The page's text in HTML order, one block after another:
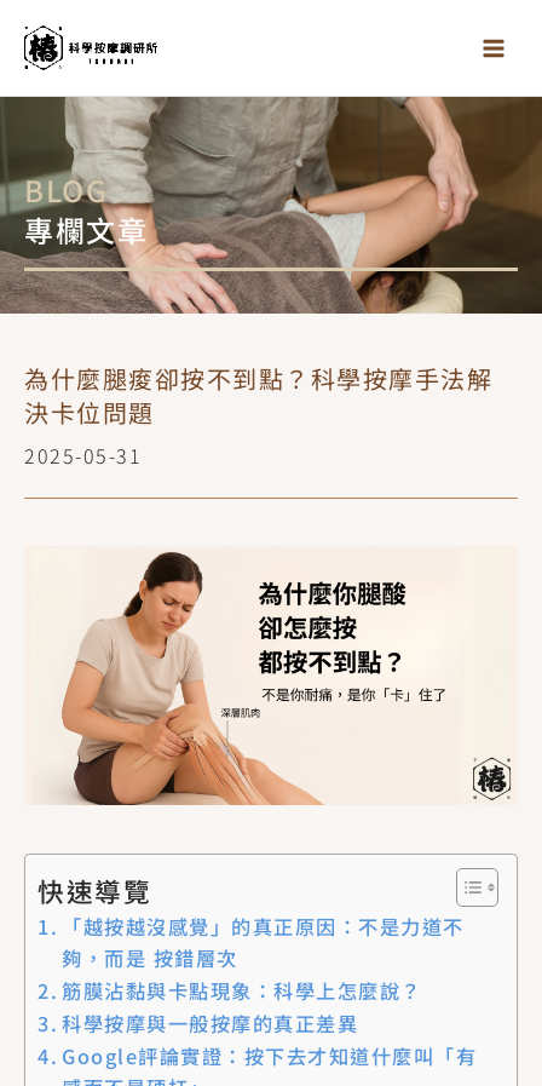
BLOG
專欄文章
為什麼腿痠卻按不到點？科學按摩手法解
決卡位問題
2025-05-31
快速導覽
「越按越沒感覺」的真正原因：不是力道不
夠，而是 按錯層次
筋膜沾黏與卡點現象：科學上怎麼說？
科學按摩與一般按摩的真正差異
Google評論實證：按下去才知道什麼叫「有